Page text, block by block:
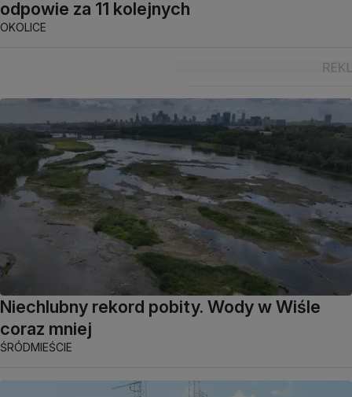
odpowie za 11 kolejnych
OKOLICE
Niechlubny rekord pobity. Wody w Wiśle
coraz mniej
ŚRÓDMIEŚCIE